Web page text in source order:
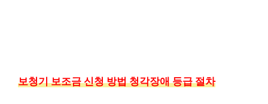
보청기 보조금 신청 방법 청각장애 등급 절차